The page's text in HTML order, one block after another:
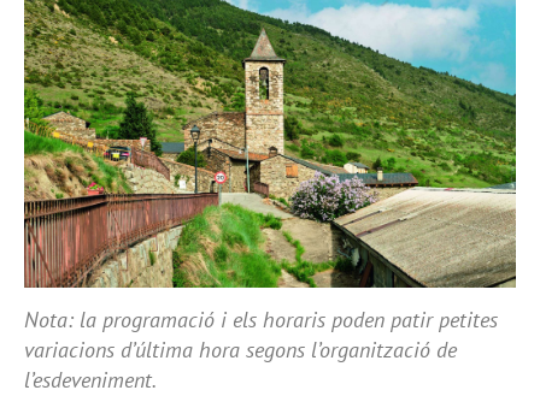
Nota: la programació i els horaris poden patir petites
variacions d’última hora segons l’organització de
l’esdeveniment.